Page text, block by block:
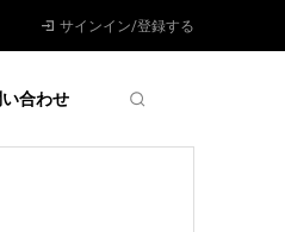
サインイン/登録する
合わせ